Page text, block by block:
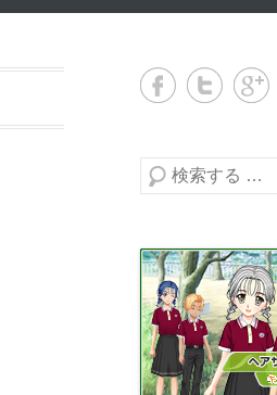
検索する